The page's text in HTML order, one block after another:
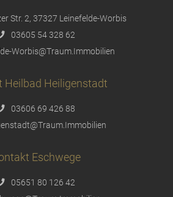
Str. 2, 37327 Leinefelde-Worbis
03605 54 328 62
Worbis@Traum.Immobilien
Heilbad Heiligenstadt
03606 69 426 88
Eschwege
05651 80 126 42